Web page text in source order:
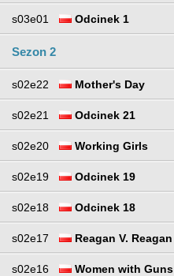
s03e01 Odcinek 1
Sezon 2
s02e22 Mother's Day
s02e21 Odcinek 21
s02e20 Working Girls
s02e19 Odcinek 19
s02e18 Odcinek 18
s02e17 Reagan V. Reagan
s02e16 Women with Guns